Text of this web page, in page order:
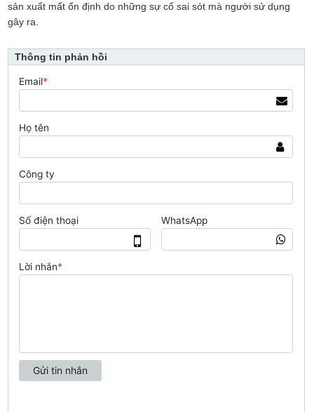
sản xuất mất ổn định do những sự cố sai sót mà người sử dụng
gây ra.
Thông tin phản hồi